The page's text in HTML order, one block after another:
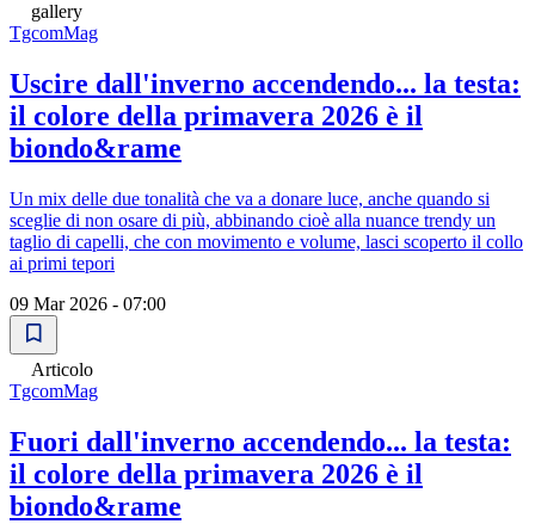
gallery
TgcomMag
Uscire dall'inverno accendendo... la testa:
il colore della primavera 2026 è il
biondo&rame
Un mix delle due tonalità che va a donare luce, anche quando si
sceglie di non osare di più, abbinando cioè alla nuance trendy un
taglio di capelli, che con movimento e volume, lasci scoperto il collo
ai primi tepori
09 Mar 2026 - 07:00
Articolo
TgcomMag
Fuori dall'inverno accendendo... la testa:
il colore della primavera 2026 è il
biondo&rame